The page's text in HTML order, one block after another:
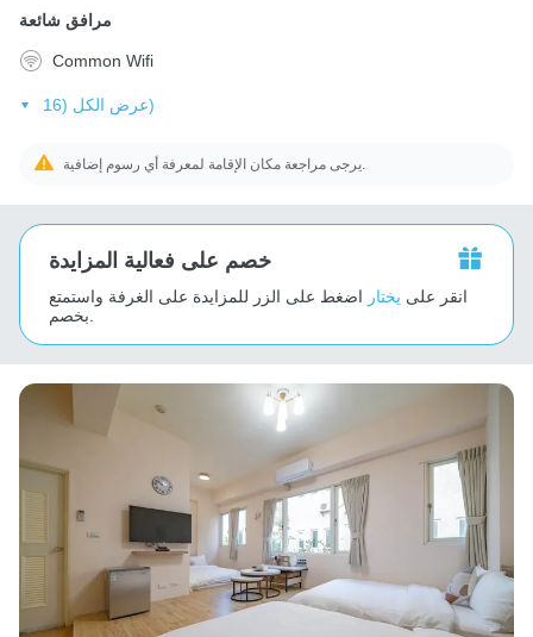
مرافق شائعة
Common Wifi
عرض الكل (16)
خصم على فعالية المزايدة
انقر على يختار اضغط على الزر للمزايدة على الغرفة واستمتع